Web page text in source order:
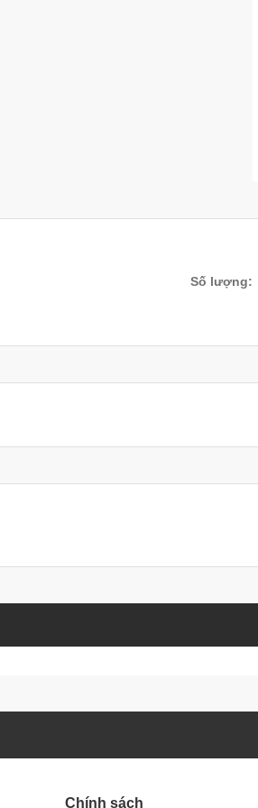
Số lượng:
Chính sách